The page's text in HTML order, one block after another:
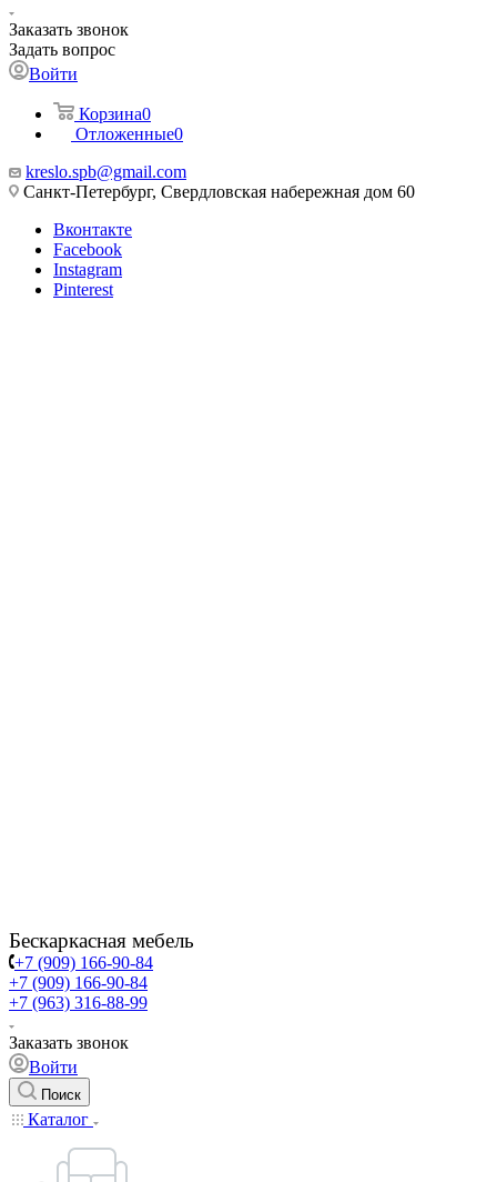
Заказать звонок
Задать вопрос
Войти
Корзина0
Отложенные0
kreslo.spb@gmail.com
Санкт-Петербург, Свердловская набережная дом 60
Вконтакте
Facebook
Instagram
Pinterest
Бескаркасная мебель
+7 (909) 166-90-84
+7 (909) 166-90-84
+7 (963) 316-88-99
Заказать звонок
Войти
Поиск
Каталог